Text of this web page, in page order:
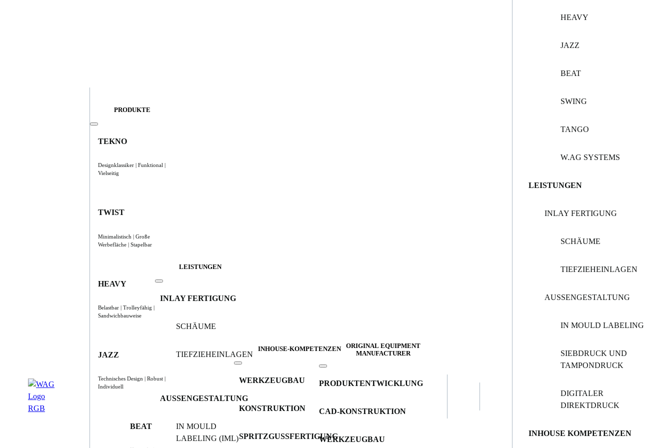
PRODUKTE
TEKNO
Designklassiker | Funktional |
Vielseitig
TWIST
Minimalistisch | Große
Werbefläche | Stapelbar
HEAVY
Belastbar | Trolleyfähig |
Sandwichbauweise
JAZZ
Technisches Design | Robust |
Individuell
BEAT
LEISTUNGEN
INLAY FERTIGUNG
SCHÄUME
TIEFZIEHEINLAGEN
AUSSENGESTALTUNG
IN MOULD
LABELING (IML)
INHOUSE-KOMPETENZEN
WERKZEUGBAU
KONSTRUKTION
SPRITZGUSSFERTIGUNG
ORIGINAL EQUIPMENT
MANUFACTURER
PRODUKTENTWICKLUNG
CAD-KONSTRUKTION
WERKZEUGBAU
HEAVY
JAZZ
BEAT
SWING
TANGO
W.AG SYSTEMS
LEISTUNGEN
INLAY FERTIGUNG
SCHÄUME
TIEFZIEHEINLAGEN
AUSSENGESTALTUNG
IN MOULD LABELING
SIEBDRUCK UND
TAMPONDRUCK
DIGITALER
DIREKTDRUCK
INHOUSE KOMPETENZEN